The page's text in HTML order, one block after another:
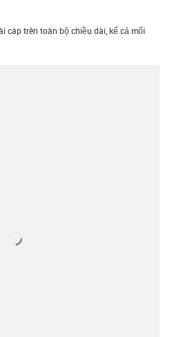
cáp trên toàn bộ chiều dài, kể cả mối